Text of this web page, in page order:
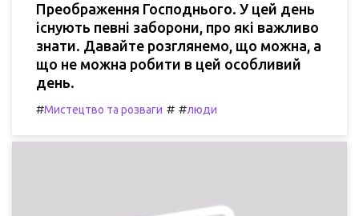
Преображення Господнього. У цей день
існують певні заборони, про які важливо
знати. Давайте розглянемо, що можна, а
що не можна робити в цей особливий
день.
#Мистецтво та розваги # #люди